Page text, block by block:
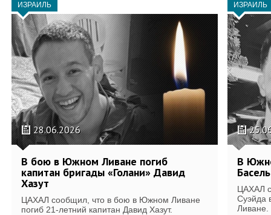
ИЗРАИЛЬ
28.06.2026
В бою в Южном Ливане погиб
капитан бригады «Голани» Давид
Хазут
ЦАХАЛ сообщил, что в бою в Южном Ливане
погиб 21-летний капитан Давид Хазут.
ИЗРАИЛЬ
В
ЦАХАЛ
Суэйда
Ливане.